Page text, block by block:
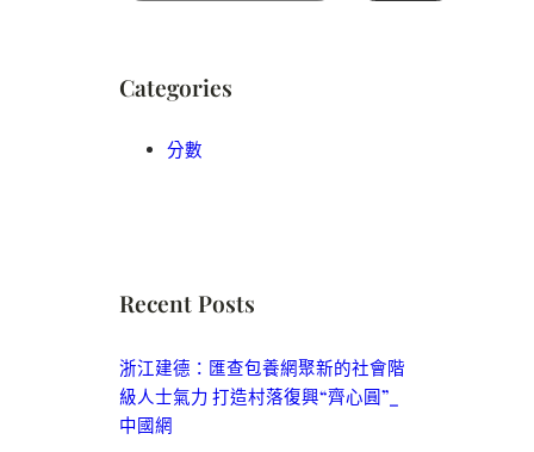
Categories
分數
Recent Posts
浙江建德：匯查包養網聚新的社會階
級人士氣力 打造村落復興“齊心圓”_
中國網